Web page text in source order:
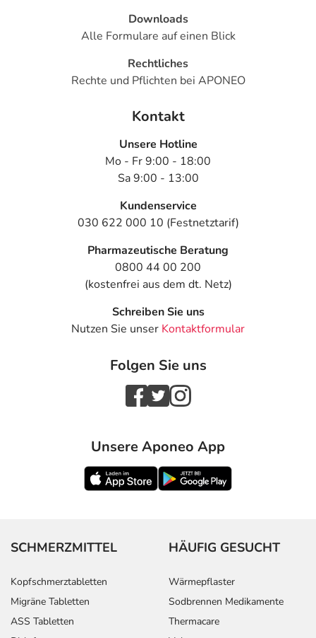
Downloads
Alle Formulare auf einen Blick
Rechtliches
Rechte und Pflichten bei APONEO
Kontakt
Unsere Hotline
Mo - Fr 9:00 - 18:00
Sa 9:00 - 13:00
Kundenservice
030 622 000 10 (Festnetztarif)
Pharmazeutische Beratung
0800 44 00 200
(kostenfrei aus dem dt. Netz)
Schreiben Sie uns
Nutzen Sie unser Kontaktformular
Folgen Sie uns
Unsere Aponeo App
SCHMERZMITTEL
Kopfschmerztabletten
Migräne Tabletten
ASS Tabletten
HÄUFIG GESUCHT
Wärmepflaster
Sodbrennen Medikamente
Thermacare